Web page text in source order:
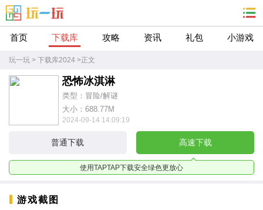
首页 下载库 攻略 资讯 礼包 小游戏
玩一玩 > 下载库2024 >正文
恐怖冰淇淋
类型：冒险/解谜
大小：688.77M
2024-09-14 14:09:19
普通下载 高速下载
使用TAPTAP下载安全绿色更放心
游戏截图